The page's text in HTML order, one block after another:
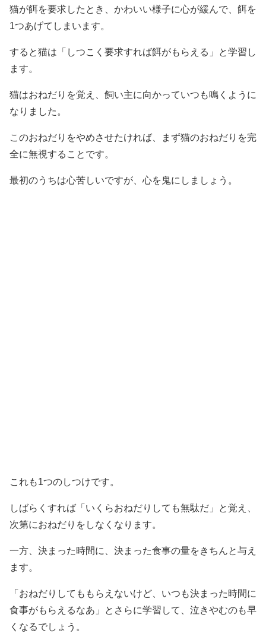
猫が餌を要求したとき、かわいい様子に心が緩んで、餌を
1つあげてしまいます。
すると猫は「しつこく要求すれば餌がもらえる」と学習し
ます。
猫はおねだりを覚え、飼い主に向かっていつも鳴くように
なりました。
このおねだりをやめさせたければ、まず猫のおねだりを完
全に無視することです。
最初のうちは心苦しいですが、心を鬼にしましょう。
これも1つのしつけです。
しばらくすれば「いくらおねだりしても無駄だ」と覚え、
次第におねだりをしなくなります。
一方、決まった時間に、決まった食事の量をきちんと与え
ます。
「おねだりしてももらえないけど、いつも決まった時間に
食事がもらえるなあ」とさらに学習して、泣きやむのも早
くなるでしょう。